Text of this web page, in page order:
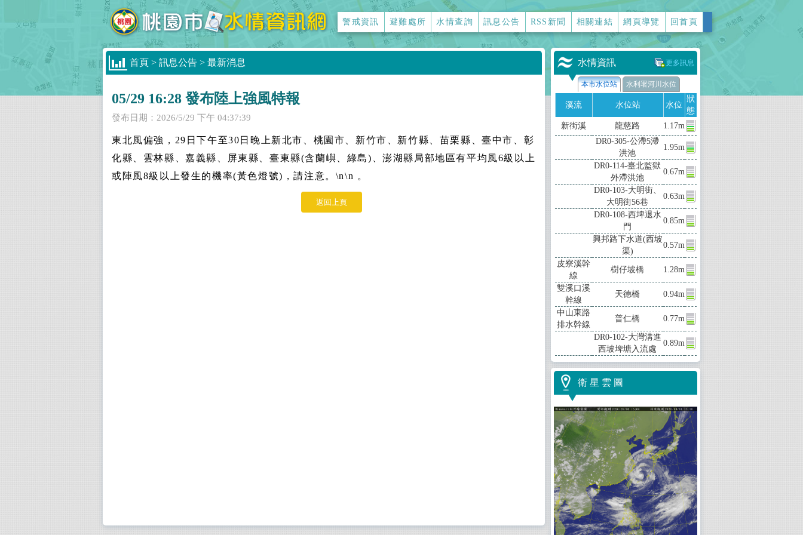
警戒資訊 避難處所 水情查詢 訊息公告 RSS新聞 相關連結 網頁導覽 回首頁
首頁 > 訊息公告 > 最新消息
05/29 16:28 發布陸上強風特報
發布日期： 2026/5/29 下午 04:37:39
東北風偏強，29日下午至30日晚上新北市、桃園市、新竹市、新竹縣、苗栗縣、臺中市、彰
化縣、雲林縣、嘉義縣、屏東縣、臺東縣(含蘭嶼、綠島)、澎湖縣局部地區有平均風6級以上
或陣風8級以上發生的機率(黃色燈號)，請注意。\n\n 。
返回上頁
水情資訊 更多訊息
本市水位站 水利署河川水位
溪流 水位站 水位
狀
態
新街溪
龍慈路
1.17m
DR0-305-公滯5滯
洪池
1.95m
DR0-114-臺北監獄
外滯洪池
0.67m
DR0-103-大明街、
大明街56巷
0.63m
DR0-108-西埤退水
門
0.85m
興邦路下水道(西坡
渠)
0.57m
皮寮溪幹
線
樹仔坡橋 1.28m
雙溪口溪
幹線
天德橋 0.94m
中山東路
排水幹線
普仁橋 0.77m
DR0-102-大灣溝進
西坡埤塘入流處
0.89m
衛 星 雲 圖